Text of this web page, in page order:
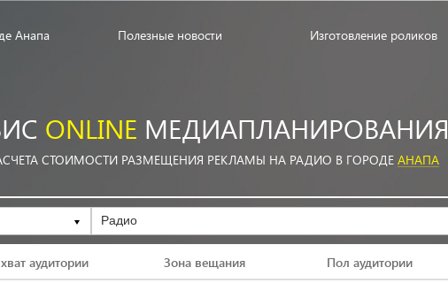
Анапа Полезные новости Изготовление роликов
ONLINE МЕДИАПЛАНИРОВАНИЯ
СТОИМОСТИ РАЗМЕЩЕНИЯ РЕКЛАМЫ НА РАДИО В ГОРОДЕ АНАПА
Радио
аудитории Зона вещания Пол аудитории